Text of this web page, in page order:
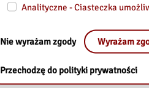
Analityczne - Ciasteczka
Nie wyrażam zgody Wyrażam
Przechodzę do polityki prywatności